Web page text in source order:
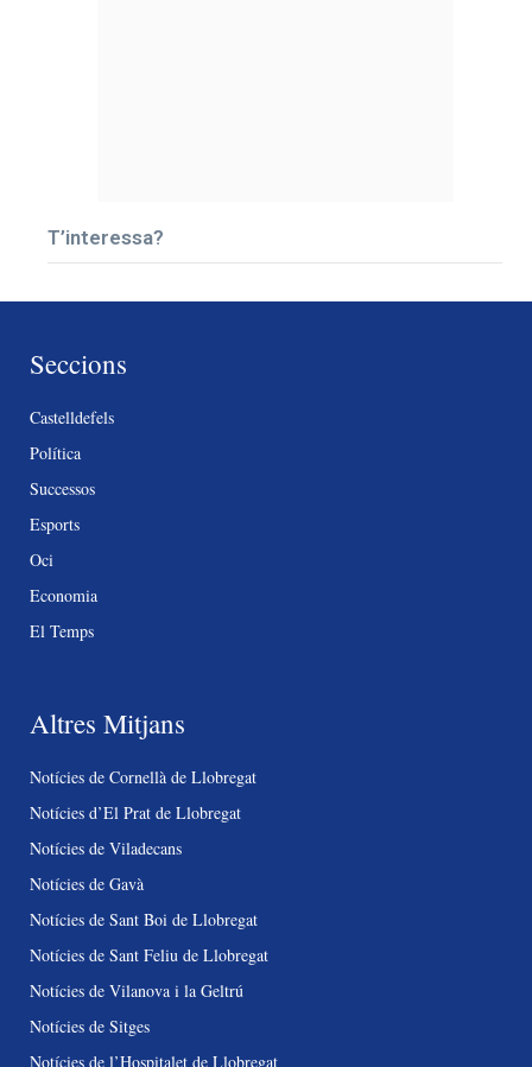
T’interessa?
Seccions
Castelldefels
Política
Successos
Esports
Oci
Economia
El Temps
Altres Mitjans
Notícies de Cornellà de Llobregat
Notícies d’El Prat de Llobregat
Notícies de Viladecans
Notícies de Gavà
Notícies de Sant Boi de Llobregat
Notícies de Sant Feliu de Llobregat
Notícies de Vilanova i la Geltrú
Notícies de Sitges
Notícies de l’Hospitalet de Llobregat